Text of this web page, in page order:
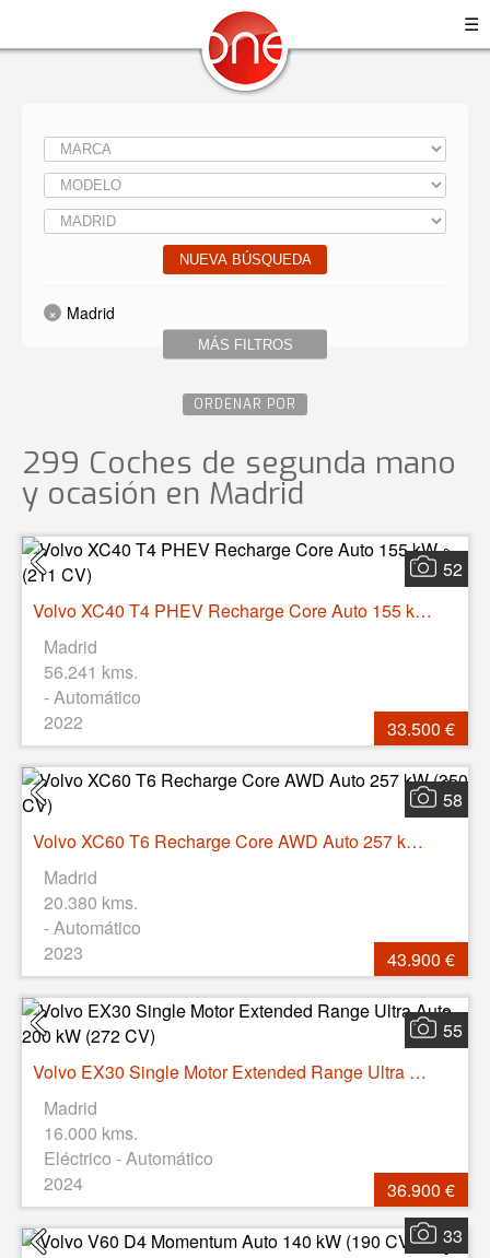
☰
NUEVA BÚSQUEDA
MÁS FILTROS
Madrid
ORDENAR POR
299 Coches de segunda mano
y ocasión en Madrid
52
Volvo XC40 T4 PHEV Recharge Core Auto 155 kW (211 CV)
Madrid
56.241 kms.
- Automático
2022
33.500 €
58
Volvo XC60 T6 Recharge Core AWD Auto 257 kW (350 CV)
Madrid
20.380 kms.
- Automático
2023
43.900 €
55
Volvo EX30 Single Motor Extended Range Ultra Auto 200 kW (272 CV)
Madrid
16.000 kms.
Eléctrico - Automático
2024
36.900 €
33